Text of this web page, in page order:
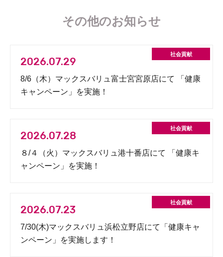
その他のお知らせ
2026.07.29
8/6（木）マックスバリュ富士宮宮原店にて 「健康
キャンペーン」を実施！
2026.07.28
８/４（火）マックスバリュ港十番店にて 「健康キ
ャンペーン」を実施！
2026.07.23
7/30(木)マックスバリュ浜松立野店にて「健康キャ
ンペーン」を実施します！